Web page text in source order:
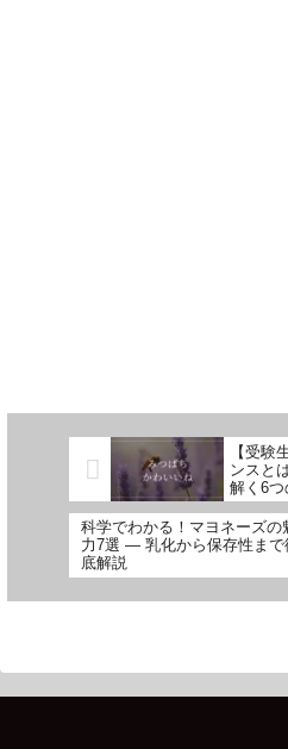
【受験
ンスと
解く6つ
科学でわかる！マヨネーズの
力7選 ― 乳化から保存性まで
底解説